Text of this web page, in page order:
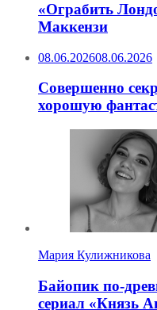
«Ограбить
Маккензи
08.06.202608.06.2026
Совершенно
хорошую
Мария Кулижникова
Байопик по-
сериал «Князь